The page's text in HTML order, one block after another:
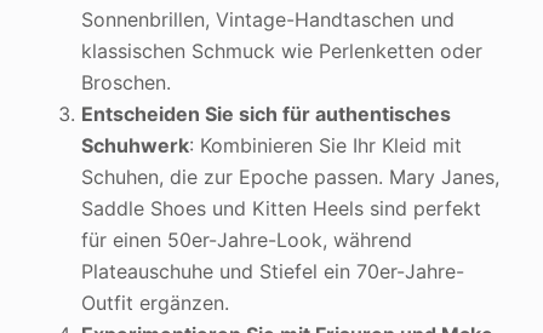
Sonnenbrillen, Vintage-Handtaschen und
klassischen Schmuck wie Perlenketten oder
Broschen.
Entscheiden Sie sich für authentisches
Schuhwerk: Kombinieren Sie Ihr Kleid mit
Schuhen, die zur Epoche passen. Mary Janes,
Saddle Shoes und Kitten Heels sind perfekt
für einen 50er-Jahre-Look, während
Plateauschuhe und Stiefel ein 70er-Jahre-
Outfit ergänzen.